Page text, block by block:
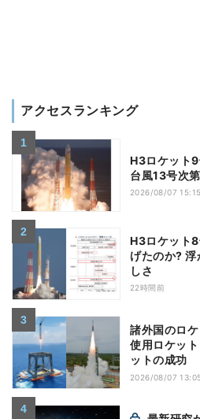
アクセスランキング
H3ロケット
台風13号次
2026/08/07 15:15
H3ロケット
げたのか?
しさ
22時間前
諸外国のロ
使用ロケッ
ットの成功
2026/08/07